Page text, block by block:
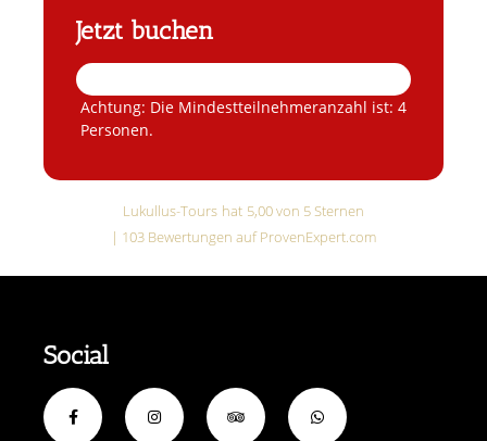
14 bis 7 Tage vor Veranstaltungsbeginn: 50
und bei Nichterscheinen:100 % des
Vertragsgesamtpreises.
Bei einem Wunsch auf Umbuchung gelten die
gleichen Bedingungen wie beim Kundenrücktritt.
Jetzt buchen
Achtung: Die Mindestteilnehmeranzahl ist: 4
Personen.
Lukullus-Tours hat 5,00von 5Sternen
| 103 Bewertungen auf ProvenExpert.com
Social